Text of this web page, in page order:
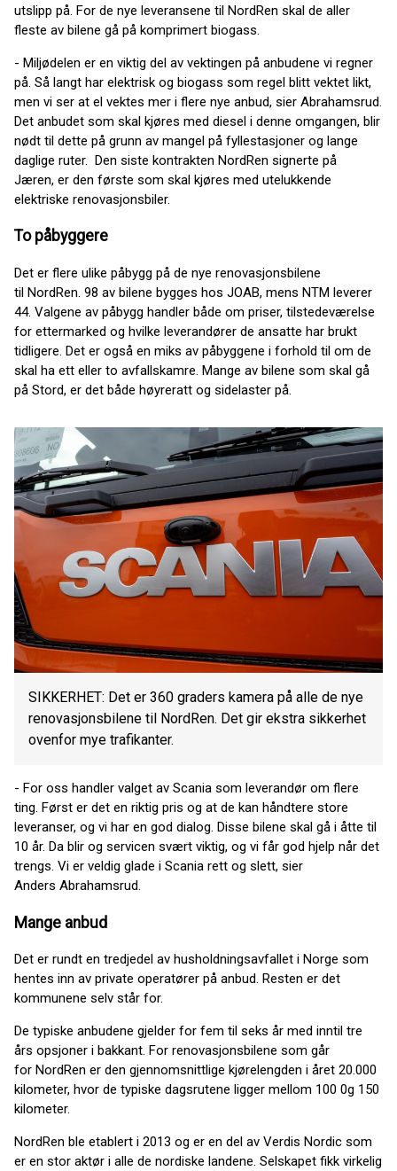
utslipp på. For de nye leveransene til NordRen skal de aller
fleste av bilene gå på komprimert biogass.
- Miljødelen er en viktig del av vektingen på anbudene vi regner
på. Så langt har elektrisk og biogass som regel blitt vektet likt,
men vi ser at el vektes mer i flere nye anbud, sier Abrahamsrud.
Det anbudet som skal kjøres med diesel i denne omgangen, blir
nødt til dette på grunn av mangel på fyllestasjoner og lange
daglige ruter. Den siste kontrakten NordRen signerte på
Jæren, er den første som skal kjøres med utelukkende
elektriske renovasjonsbiler.
To påbyggere
Det er flere ulike påbygg på de nye renovasjonsbilene
til NordRen. 98 av bilene bygges hos JOAB, mens NTM leverer
44. Valgene av påbygg handler både om priser, tilstedeværelse
for ettermarked og hvilke leverandører de ansatte har brukt
tidligere. Det er også en miks av påbyggene i forhold til om de
skal ha ett eller to avfallskamre. Mange av bilene som skal gå
på Stord, er det både høyreratt og sidelaster på.
SIKKERHET: Det er 360 graders kamera på alle de nye
renovasjonsbilene til NordRen. Det gir ekstra sikkerhet
ovenfor mye trafikanter.
- For oss handler valget av Scania som leverandør om flere
ting. Først er det en riktig pris og at de kan håndtere store
leveranser, og vi har en god dialog. Disse bilene skal gå i åtte til
10 år. Da blir og servicen svært viktig, og vi får god hjelp når det
trengs. Vi er veldig glade i Scania rett og slett, sier
Anders Abrahamsrud.
Mange anbud
Det er rundt en tredjedel av husholdningsavfallet i Norge som
hentes inn av private operatører på anbud. Resten er det
kommunene selv står for.
De typiske anbudene gjelder for fem til seks år med inntil tre
års opsjoner i bakkant. For renovasjonsbilene som går
for NordRen er den gjennomsnittlige kjørelengden i året 20.000
kilometer, hvor de typiske dagsrutene ligger mellom 100 0g 150
kilometer.
NordRen ble etablert i 2013 og er en del av Verdis Nordic som
er en stor aktør i alle de nordiske landene. Selskapet fikk virkelig